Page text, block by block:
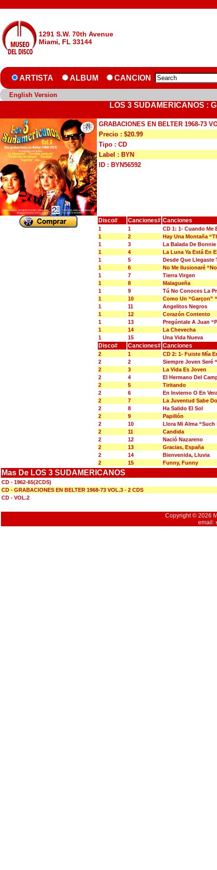
1291 S.W. 70th Avenue
Miami, FL 33144
ARTISTA ALBUM CANCION
English Version
LOS 3 SUDAMERICANOS :
GRABACIONES EN BELTER 1968-73
Precio : $20.99
Tipo : CD
Label : BYN
ID : BYN56592
Disco# Canciones# Canciones
1 1
CD 1: 1- Cuando Me
1
2
Hay Una Montaña
1
3
La Balada De Bonnie
1
4
La Luna Ya Está En
1
5
Desde Que Llegaste
1
6
No Me Ilusionaré
1
7
Tierra Virgen
1
8
Malagueña
1
9
Tú No Conoces La
1
10
Como Un “Garçon”
1
11
Angelitos Negros
1
12
Corazón Contento
1
13
Pregúntale A Juan
1
14
La Chevecha
1
15 Una Vida Nueva
Disco# Canciones# Canciones
2 1
CD 2: 1- Fuiste Mía
2
2
Siempre Joven Seré
2
3
La Vida Es Joven
2
4
El Hermano Del
2
5
Tiritando
2
6
En Invierno O En
2
7
La Juventud Sabe
2
8
Ha Salido El Sol
2
9
Papillón
2
10
Llora Mi Alma “Such
2
11
Candida
2
12
Nació Nazareno
2
13
Gracias, España
2
14
Bienvenida, Lluvia
2
15 Funny, Funny
Mas De LOS 3 SUDAMERICANOS
CD - 1962-65(2CDS)
CD - GRABACIONES EN BELTER 1968-73 VOL.3 - 2 CDS
CD - VOL.2
Copyright © 2026
email: